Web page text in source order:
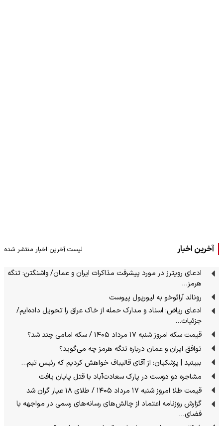
آخرین اخبار لیست آخرین اخبار منتشر شده
ادعای رویترز در مورد پیشرفت مذاکرات ایران و عمان/ واشنگتن: تنگه
هرمز…
رونالد آرائوخو به لیورپول پیوست
ادعای ریاض: اسناد و مدارک حمله از خاک عراق را تحویل داده‌ایم/
جزئیات…
قیمت سکه امروز شنبه ۱۷ مرداد ۱۴۰۵ / سکه امامی چند شد؟
توافق ایران و عمان درباره تنگه هرمز چه می‌گوید؟
ببینید | پزشکیان: از آقای قالیباف خواهش کردیم که رئیس تیم…
مشاجره دو دوست در پارک سعادت‌آباد با قتل پایان یافت
قیمت طلا امروز شنبه ۱۷ مرداد ۱۴۰۵ / طلای ۱۸ عیار گران شد
گزارش روزنامه اعتماد از چالش‌های رسانه‌های رسمی در مواجهه با
فضای…